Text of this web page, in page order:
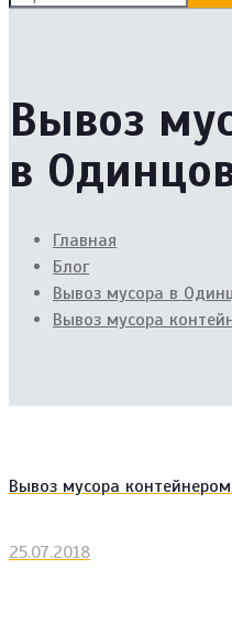
Вывоз
в
Главная
Блог
Вывоз мусора в
Вывоз мусора
Вывоз мусора
25.07.2018